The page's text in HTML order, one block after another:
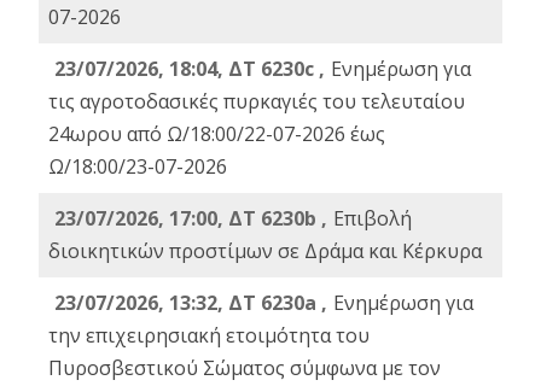
07-2026
23/07/2026, 18:04, ΔΤ 6230c , Ενημέρωση για
τις αγροτοδασικές πυρκαγιές του τελευταίου
24ωρου από Ω/18:00/22-07-2026 έως
Ω/18:00/23-07-2026
23/07/2026, 17:00, ΔΤ 6230b , Επιβολή
διοικητικών προστίμων σε Δράμα και Κέρκυρα
23/07/2026, 13:32, ΔΤ 6230a , Ενημέρωση για
την επιχειρησιακή ετοιμότητα του
Πυροσβεστικού Σώματος σύμφωνα με τον